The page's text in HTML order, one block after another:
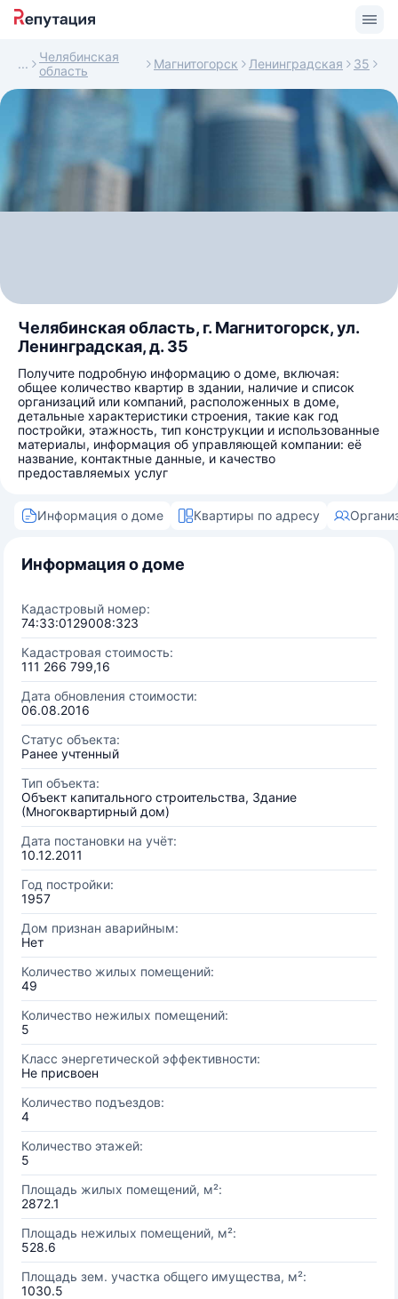
Челябинская
область
Магнитогорск Ленинградская 35
Челябинская область, г. Магнитогорск, ул.
Ленинградская, д. 35
Получите подробную информацию о доме, включая:
общее количество квартир в здании, наличие и список
организаций или компаний, расположенных в доме,
детальные характеристики строения, такие как год
постройки, этажность, тип конструкции и использованные
материалы, информация об управляющей компании: её
название, контактные данные, и качество
предоставляемых услуг
Информация о доме Квартиры по адресу
Информация о доме
Кадастровый номер:
74:33:0129008:323
Кадастровая стоимость:
111 266 799,16
Дата обновления стоимости:
06.08.2016
Статус объекта:
Ранее учтенный
Тип объекта:
Объект капитального строительства, Здание
(Многоквартирный дом)
Дата постановки на учёт:
10.12.2011
Год постройки:
1957
Дом признан аварийным:
Нет
Количество жилых помещений:
49
Количество нежилых помещений:
5
Класс энергетической эффективности:
Не присвоен
Количество подъездов:
4
Количество этажей:
5
Площадь жилых помещений, м²:
2872.1
Площадь нежилых помещений, м²:
528.6
Площадь зем. участка общего имущества, м²:
1030.5